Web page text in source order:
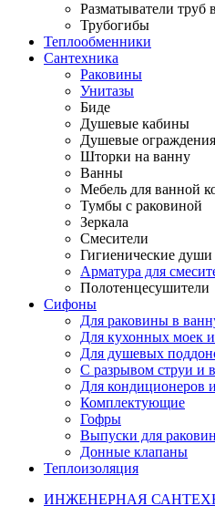
Разматыватели труб
Трубогибы
Теплообменники
Сантехника
Раковины
Унитазы
Биде
Душевые кабины
Душевые ограждения
Шторки на ванну
Ванны
Мебель для ванной
Тумбы с раковиной
Зеркала
Смесители
Гигиенические души
Арматура для
Полотенцесушители
Сифоны
Для раковины в
Для кухонных моек
Для душевых
С разрывом струи и
Для кондиционеров
Комплектующие
Гофры
Выпуски для
Донные клапаны
Теплоизоляция
ИНЖЕНЕРНАЯ